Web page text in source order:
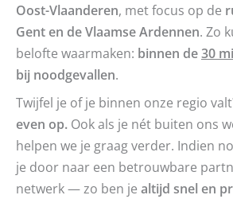
Oost-Vlaanderen, met focus op de
Gent en de Vlaamse Ardennen. Zo
belofte waarmaken: binnen de30
bij noodgevallen.
Twijfel je of je binnen onze regio
even op. Ook als je nét buiten ons
helpen we je graag verder. Indien
je door naar een betrouwbare
netwerk — zo ben je altijd snel en